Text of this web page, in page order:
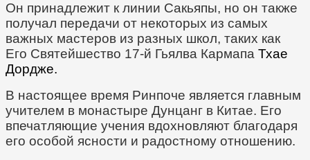
Он принадлежит к линии Сакьяпы, но он также
получал передачи от некоторых из самых
важных мастеров из разных школ, таких как
Его Святейшество 17-й Гьялва Кармапа Тхае
Дордже.
В настоящее время Ринпоче является главным
учителем в монастыре Дунцанг в Китае. Его
впечатляющие учения вдохновляют благодаря
его особой ясности и радостному отношению.